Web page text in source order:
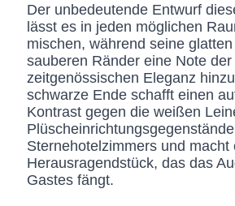
Der unbedeutende Entwurf
lässt es in jeden möglichen
mischen, während seine
sauberen Ränder eine Note der
zeitgenössischen Eleganz
schwarze Ende schafft einen
Kontrast gegen die weißen
Sternehotelzimmers und macht
Herausragendstück, das das
Gastes fängt.